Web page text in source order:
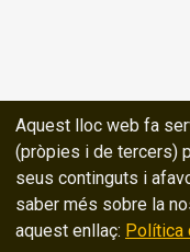
Aquest lloc web fa
(pròpies i de tercers)
seus continguts i
saber més sobre la
aquest enllaç: Política